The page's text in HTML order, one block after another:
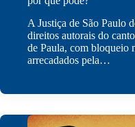
A Justiça de São Paulo
direitos autorais do
de Paula, com bloqueio
arrecadados pela…